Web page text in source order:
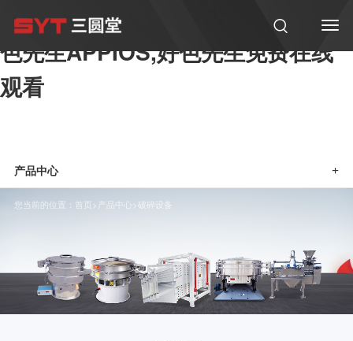
好色软件大全,好色先生在线观看,好
色先生APPIOS,好色先生免费在线
观看
产品中心 +
您当前的位置： 首页 >产品中心>破碎设备